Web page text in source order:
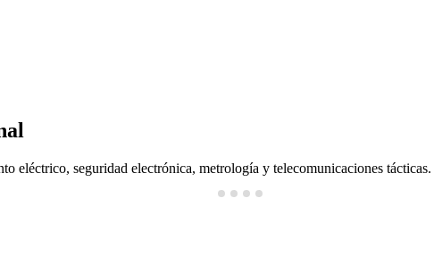
eléctrico, seguridad electrónica, metrología y telecomunicaciones tácticas.